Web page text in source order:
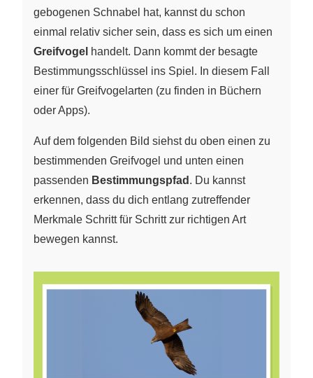
gebogenen Schnabel hat, kannst du schon
einmal relativ sicher sein, dass es sich um einen
Greifvogel handelt. Dann kommt der besagte
Bestimmungsschlüssel ins Spiel. In diesem Fall
einer für Greifvogelarten (zu finden in Büchern
oder Apps).
Auf dem folgenden Bild siehst du oben einen zu
bestimmenden Greifvogel und unten einen
passenden Bestimmungspfad . Du kannst
erkennen, dass du dich entlang zutreffender
Merkmale Schritt für Schritt zur richtigen Art
bewegen kannst.